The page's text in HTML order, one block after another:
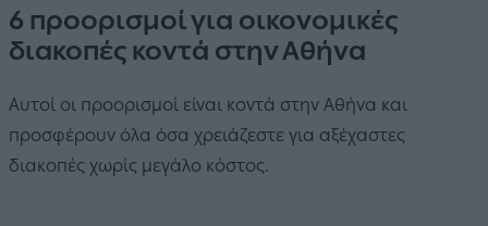
6 προορισμοί για οικονομικές
διακοπές κοντά στην Αθήνα
Αυτοί οι προορισμοί είναι κοντά στην Αθήνα και
προσφέρουν όλα όσα χρειάζεστε για αξέχαστες
διακοπές χωρίς μεγάλο κόστος.